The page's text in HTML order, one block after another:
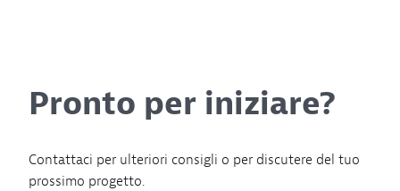
Pronto per iniziare?
Contattaci per ulteriori consigli o per discutere del tuo
prossimo progetto.